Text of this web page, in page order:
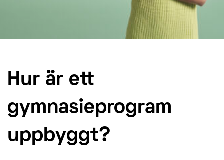
Hur är ett
gymnasieprogram
uppbyggt?